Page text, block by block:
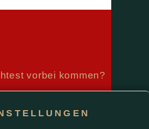
vorbei kommen?